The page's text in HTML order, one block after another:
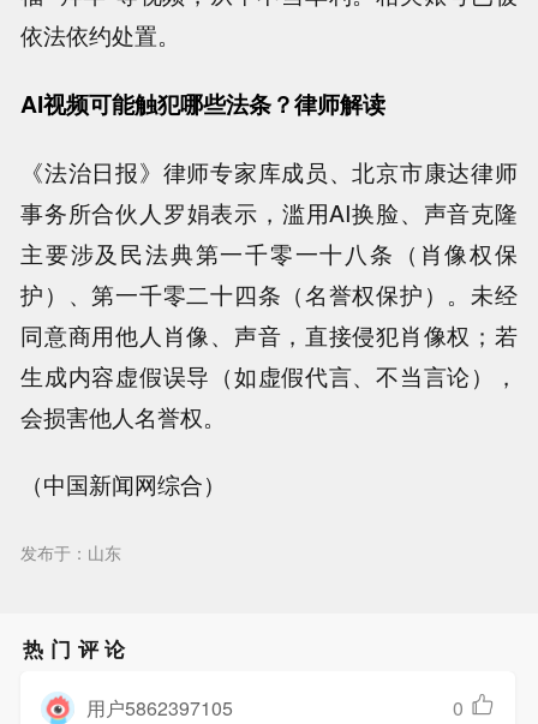
依法依约处置。
AI视频可能触犯哪些法条？律师解读
《法治日报》律师专家库成员、北京市康达律师
事务所合伙人罗娟表示，滥用AI换脸、声音克隆
主要涉及民法典第一千零一十八条（肖像权保
护）、第一千零二十四条（名誉权保护）。未经
同意商用他人肖像、声音，直接侵犯肖像权；若
生成内容虚假误导（如虚假代言、不当言论），
会损害他人名誉权。
（中国新闻网综合）
发布于：山东
热门评论
用户5862397105 0